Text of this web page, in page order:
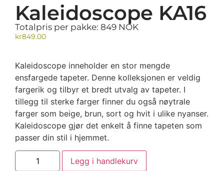
Kaleidoscope KA16
Totalpris per pakke: 849 NOK
kr849.00
Kaleidoscope inneholder en stor mengde
ensfargede tapeter. Denne kolleksjonen er veldig
fargerik og tilbyr et bredt utvalg av tapeter. I
tillegg til sterke farger finner du også nøytrale
farger som beige, brun, sort og hvit i ulike nyanser.
Kaleidoscope gjør det enkelt å finne tapeten som
passer din stil i hjemmet.
Legg i handlekurv